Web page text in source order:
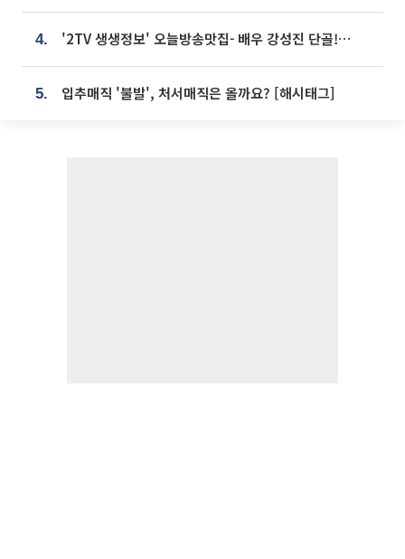
4. '2TV 생생정보' 오늘방송맛집- 배우 강성진 단골! 쌀국수ㆍ푸팟퐁 커리 맛집 '블○○○'
5. 입추매직 '불발', 처서매직은 올까요? [해시태그]